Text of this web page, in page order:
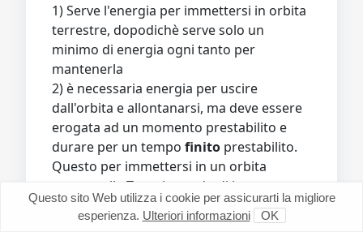
1) Serve l'energia per immettersi in orbita
terrestre, dopodichè serve solo un
minimo di energia ogni tanto per
mantenerla
2) è necessaria energia per uscire
dall'orbita e allontanarsi, ma deve essere
erogata ad un momento prestabilito e
durare per un tempo finito prestabilito.
Questo per immettersi in un orbita
attorno alla Terra in grado di intercettare
un orbita prestabilita attorno alla Luna.
La maggior parte del viaggio avviene a
Questo sito Web utilizza i cookie per assicurarti la migliore
esperienza. Ulteriori informazioni OK